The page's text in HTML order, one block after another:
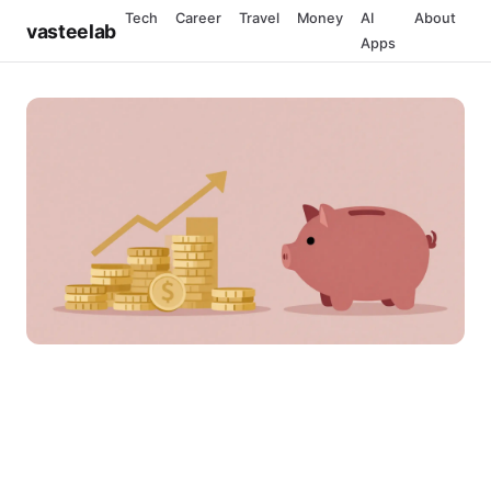
vasteelab
Tech Career Travel Money
AI
Apps
About